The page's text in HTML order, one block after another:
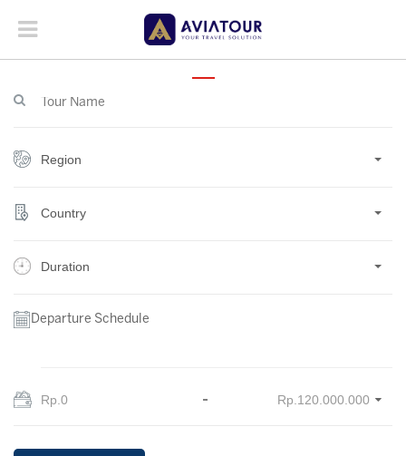
Region
Country
Duration
Departure Schedule